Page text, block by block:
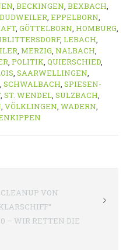
, BECKINGEN, BEXBACH,
DUDWEILER, EPPELBORN,
, GÖTTELBORN, HOMBURG,
, LEBACH,
, MERZIG, NALBACH,
, POLITIK, QUIERSCHIED,
, SAARWELLINGEN,
, SCHWALBACH, SPIESEN-
, ST. WENDEL, SULZBACH,
, VÖLKLINGEN, WADERN,
VON
– WIR RETTEN DIE